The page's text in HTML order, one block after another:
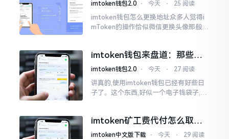
imtoken钱包2.0 ⋅ 今天 ⋅ 25 阅读
imtoken钱包怎么更换地址众多人觉得i
mToken的操作恰似微信更换头像那般简
据助记词来生成的,通俗讲
imtoken钱包来盘道：那些踩
过的坑和保命招
imtoken钱包2.0 ⋅ 今天 ⋅ 27 阅读
讲真的,使用imtoken钱包已经有好些日
子了。这个东西,好似一个电子钱袋子,里
却提心吊胆、神经紧绷。
imtoken矿工费代付怎么取
消？老手教你几招
imtoken中文版下载 ⋅ 今天 ⋅ 29 阅读